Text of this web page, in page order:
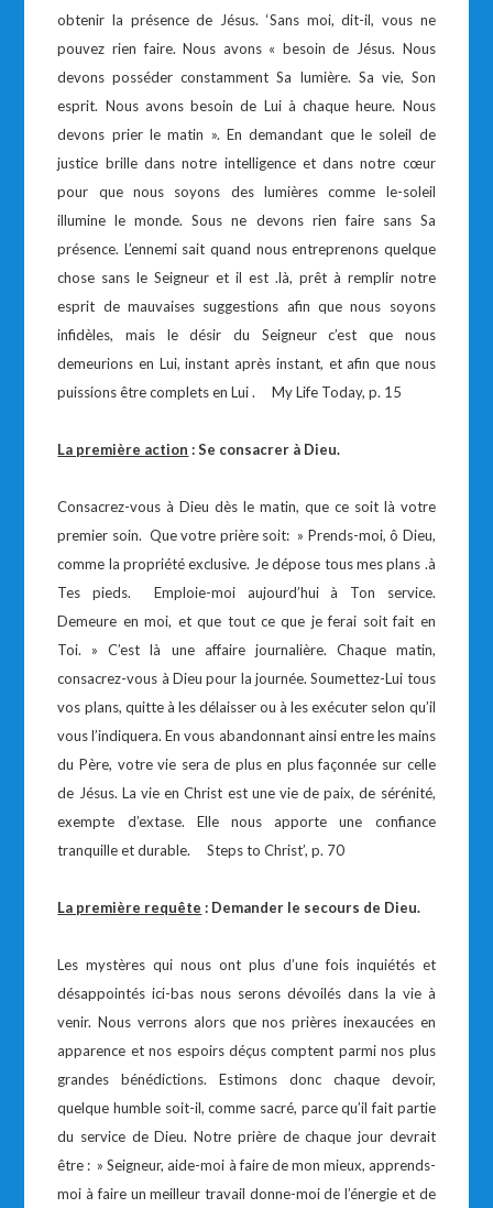
obtenir la présence de Jésus. ‘Sans moi, dit-il, vous ne
pouvez rien faire. Nous avons « besoin de Jésus. Nous
devons posséder constamment Sa lumière. Sa vie, Son
esprit. Nous avons besoin de Lui à chaque heure. Nous
devons prier le matin ». En demandant que le soleil de
justice brille dans notre intelligence et dans notre cœur
pour que nous soyons des lumières comme le-soleil
illumine le monde. Sous ne devons rien faire sans Sa
présence. L’ennemi sait quand nous entreprenons quelque
chose sans le Seigneur et il est .là, prêt à remplir notre
esprit de mauvaises suggestions afin que nous soyons
infidèles, mais le désir du Seigneur c’est que nous
demeurions en Lui, instant après instant, et afin que nous
puissions être complets en Lui . My Life Today, p. 15
La première action : Se consacrer à Dieu.
Consacrez-vous à Dieu dès le matin, que ce soit là votre
premier soin. Que votre prière soit: » Prends-moi, ô Dieu,
comme la propriété exclusive. Je dépose tous mes plans .à
Tes pieds. Emploie-moi aujourd’hui à Ton service.
Demeure en moi, et que tout ce que je ferai soit fait en
Toi. » C’est là une affaire journalière. Chaque matin,
consacrez-vous à Dieu pour la journée. Soumettez-Lui tous
vos plans, quitte à les délaisser ou à les exécuter selon qu’il
vous l’indiquera. En vous abandonnant ainsi entre les mains
du Père, votre vie sera de plus en plus façonnée sur celle
de Jésus. La vie en Christ est une vie de paix, de sérénité,
exempte d’extase. Elle nous apporte une confiance
tranquille et durable. Steps to Christ’, p. 70
La première requête : Demander le secours de Dieu.
Les mystères qui nous ont plus d’une fois inquiétés et
désappointés ici-bas nous serons dévoilés dans la vie à
venir. Nous verrons alors que nos prières inexaucées en
apparence et nos espoirs déçus comptent parmi nos plus
grandes bénédictions. Estimons donc chaque devoir,
quelque humble soit-il, comme sacré, parce qu’il fait partie
du service de Dieu. Notre prière de chaque jour devrait
être : » Seigneur, aide-moi à faire de mon mieux, apprends-
moi à faire un meilleur travail donne-moi de l’énergie et de